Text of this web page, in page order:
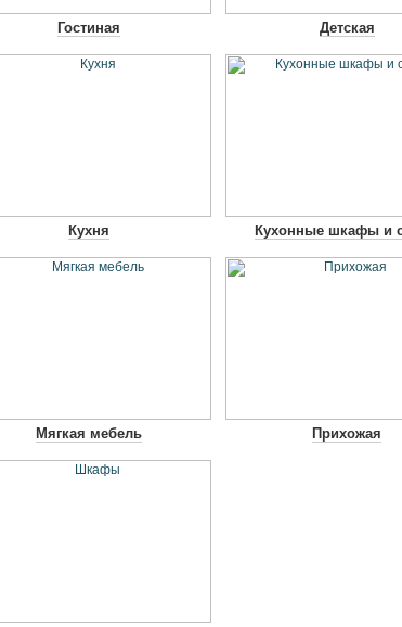
Гостиная Детская
Кухня Кухонные шкафы и
Мягкая мебель Прихожая